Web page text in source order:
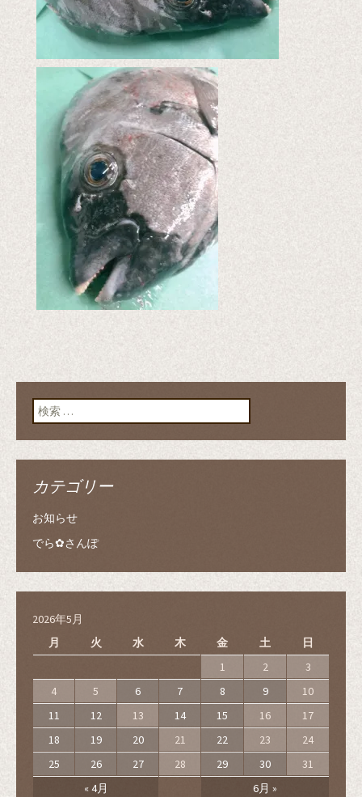
検索:
カテゴリー
お知らせ
でら✿さんぽ
2026年5月
月
火 水 木 金 土 日
« 4月 6月 »
1 2
3
4
5 6 7 8 9
10
11
12 13 14 15 16
17
18
19 20 21 22 23
24
25
26 27 28 29 30 31